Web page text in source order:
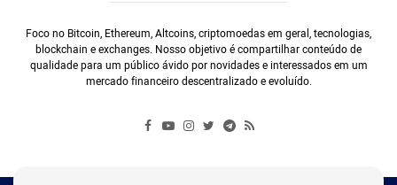
Foco no Bitcoin, Ethereum, Altcoins, criptomoedas em geral, tecnologias,
blockchain e exchanges. Nosso objetivo é compartilhar conteúdo de
qualidade para um público ávido por novidades e interessados em um
mercado financeiro descentralizado e evoluído.